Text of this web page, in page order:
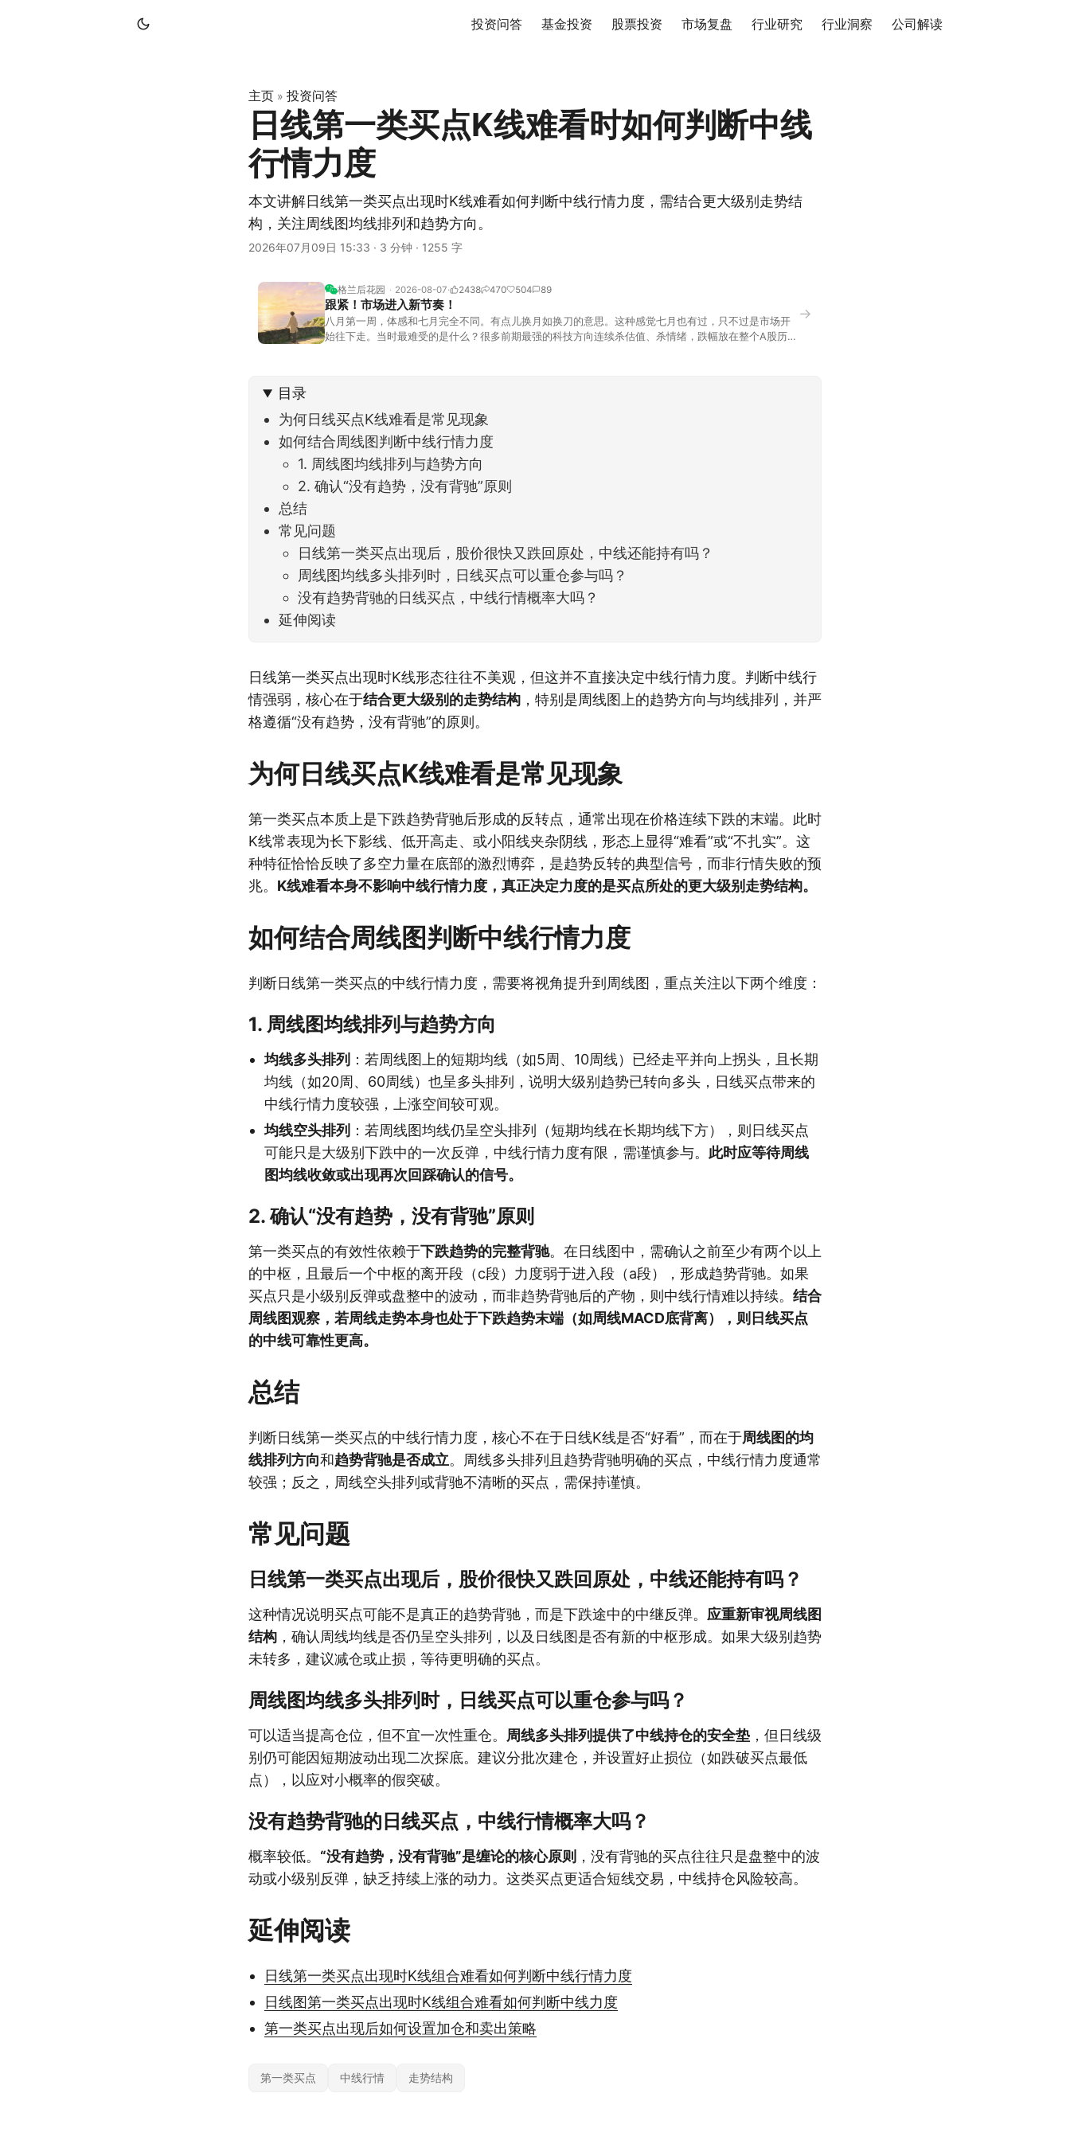
投资问答 基金投资 股票投资 市场复盘 行业研究 行业洞察 公司解读
主页 » 投资问答
日线第一类买点K线难看时如何判断中线
行情力度
本文讲解日线第一类买点出现时K线难看如何判断中线行情力度，需结合更大级别走势结
构，关注周线图均线排列和趋势方向。
2026年07月09日 15:33 · 3 分钟 · 1255 字
格兰后花园 2026-08-07 2438 470 504 89
跟紧！市场进入新节奏！
八月第一周，体感和七月完全不同。有点儿换月如换刀的意思。这种感觉七月也有过，只不过是市场开
始往下走。当时最难受的是什么？很多前期最强的科技方向连续杀估值、杀情绪，跌幅放在整个A股历史
→
目录
为何日线买点K线难看是常见现象
如何结合周线图判断中线行情力度
1. 周线图均线排列与趋势方向
2. 确认“没有趋势，没有背驰”原则
总结
常见问题
日线第一类买点出现后，股价很快又跌回原处，中线还能持有吗？
周线图均线多头排列时，日线买点可以重仓参与吗？
没有趋势背驰的日线买点，中线行情概率大吗？
延伸阅读
日线第一类买点出现时K线形态往往不美观，但这并不直接决定中线行情力度。判断中线行
情强弱，核心在于结合更大级别的走势结构 ，特别是周线图上的趋势方向与均线排列，并严
格遵循“没有趋势，没有背驰”的原则。
为何日线买点K线难看是常见现象
第一类买点本质上是下跌趋势背驰后形成的反转点，通常出现在价格连续下跌的末端。此时
K线常表现为长下影线、低开高走、或小阳线夹杂阴线，形态上显得“难看”或“不扎实”。这
种特征恰恰反映了多空力量在底部的激烈博弈，是趋势反转的典型信号，而非行情失败的预
兆。 K线难看本身不影响中线行情力度，真正决定力度的是买点所处的更大级别走势结构。
如何结合周线图判断中线行情力度
判断日线第一类买点的中线行情力度，需要将视角提升到周线图，重点关注以下两个维度：
1. 周线图均线排列与趋势方向
均线多头排列 ：若周线图上的短期均线（如5周、10周线）已经走平并向上拐头，且长期
均线（如20周、60周线）也呈多头排列，说明大级别趋势已转向多头，日线买点带来的
中线行情力度较强，上涨空间较可观。
均线空头排列 ：若周线图均线仍呈空头排列（短期均线在长期均线下方），则日线买点
可能只是大级别下跌中的一次反弹，中线行情力度有限，需谨慎参与。 此时应等待周线
图均线收敛或出现再次回踩确认的信号。
2. 确认“没有趋势，没有背驰”原则
第一类买点的有效性依赖于下跌趋势的完整背驰。在日线图中，需确认之前至少有两个以上
的中枢，且最后一个中枢的离开段（c段）力度弱于进入段（a段），形成趋势背驰。如果
买点只是小级别反弹或盘整中的波动，而非趋势背驰后的产物，则中线行情难以持续。 结合
周线图观察，若周线走势本身也处于下跌趋势末端（如周线MACD底背离），则日线买点
的中线可靠性更高。
总结
判断日线第一类买点的中线行情力度，核心不在于日线K线是否“好看”，而在于周线图的均
线排列方向和趋势背驰是否成立。周线多头排列且趋势背驰明确的买点，中线行情力度通常
较强；反之，周线空头排列或背驰不清晰的买点，需保持谨慎。
常见问题
日线第一类买点出现后，股价很快又跌回原处，中线还能持有吗？
这种情况说明买点可能不是真正的趋势背驰，而是下跌途中的中继反弹。 应重新审视周线图
结构 ，确认周线均线是否仍呈空头排列，以及日线图是否有新的中枢形成。如果大级别趋势
未转多，建议减仓或止损，等待更明确的买点。
周线图均线多头排列时，日线买点可以重仓参与吗？
可以适当提高仓位，但不宜一次性重仓。 周线多头排列提供了中线持仓的安全垫 ，但日线级
别仍可能因短期波动出现二次探底。建议分批次建仓，并设置好止损位（如跌破买点最低
点），以应对小概率的假突破。
没有趋势背驰的日线买点，中线行情概率大吗？
概率较低。 “没有趋势，没有背驰”是缠论的核心原则 ，没有背驰的买点往往只是盘整中的波
动或小级别反弹，缺乏持续上涨的动力。这类买点更适合短线交易，中线持仓风险较高。
延伸阅读
日线第一类买点出现时K线组合难看如何判断中线行情力度
日线图第一类买点出现时K线组合难看如何判断中线力度
第一类买点出现后如何设置加仓和卖出策略
第一类买点 中线行情 走势结构